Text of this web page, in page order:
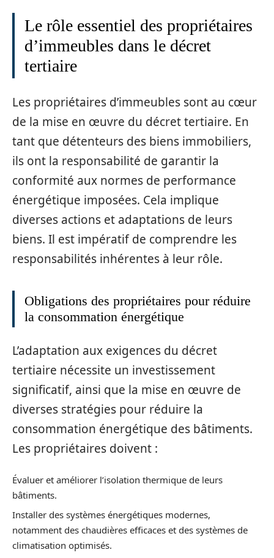
Le rôle essentiel des propriétaires
d’immeubles dans le décret
tertiaire
Les propriétaires d’immeubles sont au cœur
de la mise en œuvre du décret tertiaire. En
tant que détenteurs des biens immobiliers,
ils ont la responsabilité de garantir la
conformité aux normes de performance
énergétique imposées. Cela implique
diverses actions et adaptations de leurs
biens. Il est impératif de comprendre les
responsabilités inhérentes à leur rôle.
Obligations des propriétaires pour réduire
la consommation énergétique
L’adaptation aux exigences du décret
tertiaire nécessite un investissement
significatif, ainsi que la mise en œuvre de
diverses stratégies pour réduire la
consommation énergétique des bâtiments.
Les propriétaires doivent :
Évaluer et améliorer l’isolation thermique de leurs
bâtiments.
Installer des systèmes énergétiques modernes,
notamment des chaudières efficaces et des systèmes de
climatisation optimisés.